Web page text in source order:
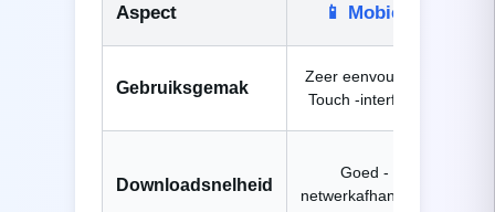
Aspect 📱 Mobiel
Gebruiksgemak
Zeer eenvoudig -
Touch -interface
Downloadsnelheid
Goed -
netwerkafhankelijk